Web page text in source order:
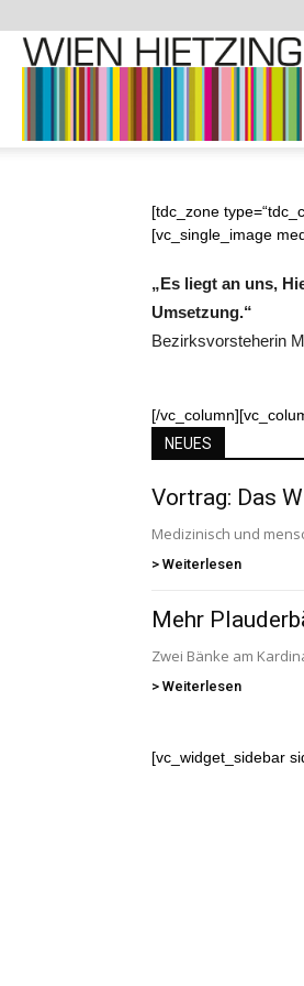
[tdc_zone
[vc_single_image
„Es liegt an uns,
Umsetzung.“
Bezirksvorsteherin
[/
NEUES
Vortrag: Das
Medizinisch und
> Weiterlesen
Mehr
Zwei Bänke am
> Weiterlesen
[vc_widget_sidebar